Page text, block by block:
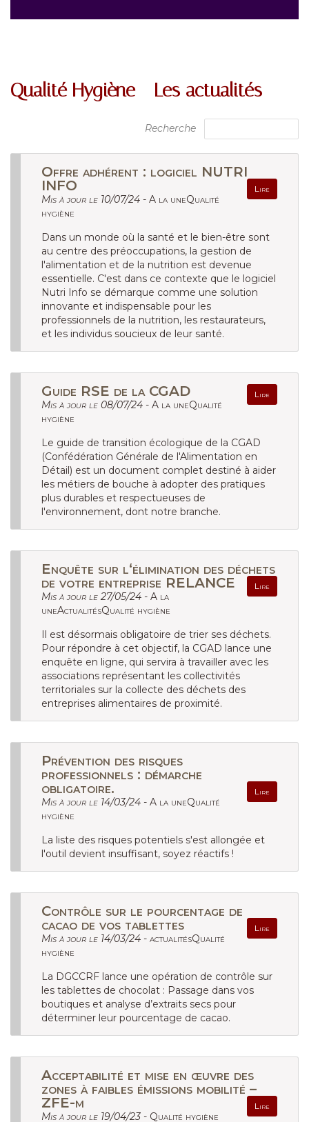
Qualité Hygiène - Les actualités
Recherche
Offre adhérent : logiciel NUTRI
INFO
Lire
Mis à jour le 10/07/24 - A la uneQualité
hygiène
Dans un monde où la santé et le bien-être sont
au centre des préoccupations, la gestion de
l'alimentation et de la nutrition est devenue
essentielle. C'est dans ce contexte que le logiciel
Nutri Info se démarque comme une solution
innovante et indispensable pour les
professionnels de la nutrition, les restaurateurs,
et les individus soucieux de leur santé.
Guide RSE de la CGAD Lire
Mis à jour le 08/07/24 - A la uneQualité
hygiène
Le guide de transition écologique de la CGAD
(Confédération Générale de l'Alimentation en
Détail) est un document complet destiné à aider
les métiers de bouche à adopter des pratiques
plus durables et respectueuses de
l'environnement, dont notre branche.
Enquête sur l‘élimination des déchets
de votre entreprise RELANCE
Lire
Mis à jour le 27/05/24 - A la
uneActualitésQualité hygiène
Il est désormais obligatoire de trier ses déchets.
Pour répondre à cet objectif, la CGAD lance une
enquête en ligne, qui servira à travailler avec les
associations représentant les collectivités
territoriales sur la collecte des déchets des
entreprises alimentaires de proximité.
Prévention des risques
professionnels : démarche
obligatoire.
Lire
Mis à jour le 14/03/24 - A la uneQualité
hygiène
La liste des risques potentiels s'est allongée et
l'outil devient insuffisant, soyez réactifs !
Contrôle sur le pourcentage de
cacao de vos tablettes
Lire
Mis à jour le 14/03/24 - actualitésQualité
hygiène
La DGCCRF lance une opération de contrôle sur
les tablettes de chocolat : Passage dans vos
boutiques et analyse d’extraits secs pour
déterminer leur pourcentage de cacao.
Acceptabilité et mise en œuvre des
zones à faibles émissions mobilité –
ZFE-m
Lire
Mis à jour le 19/04/23 - Qualité hygiène